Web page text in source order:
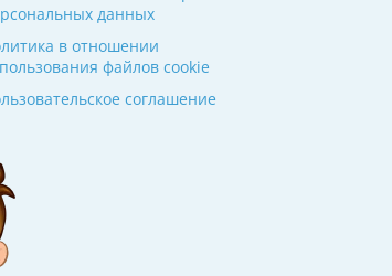
данных
в отношении
файлов cookie
соглашение